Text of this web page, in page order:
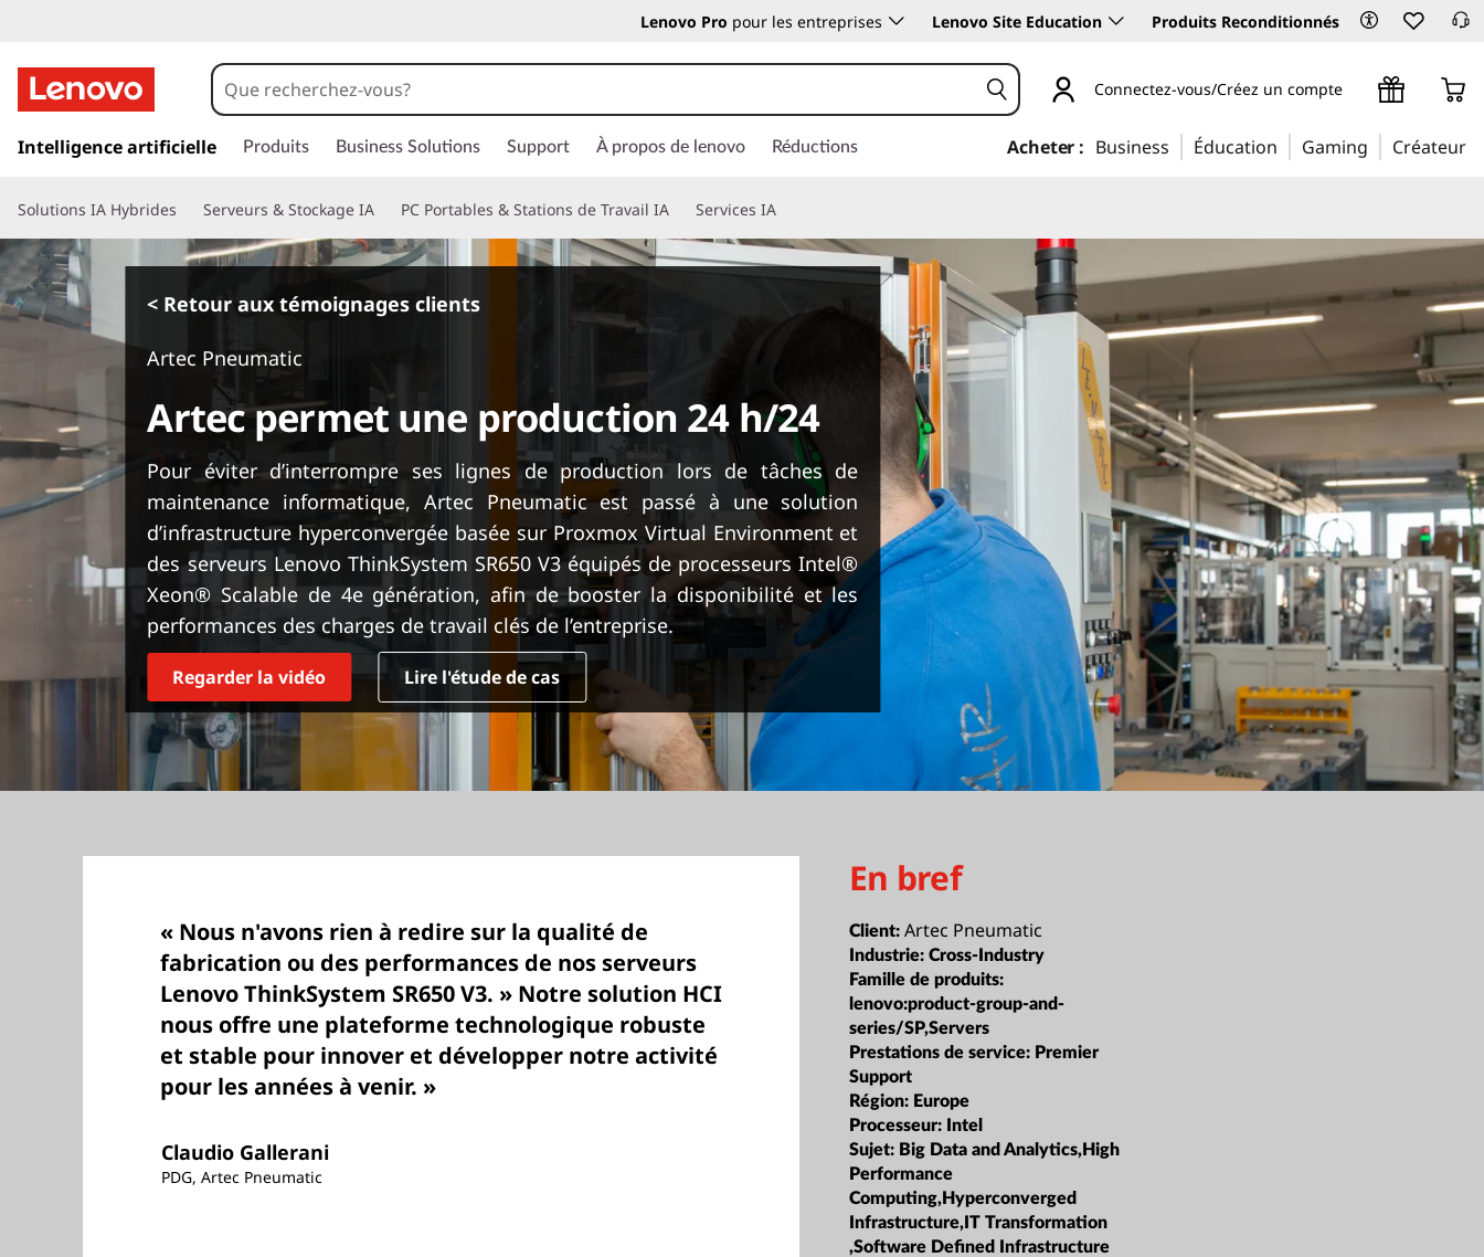
Lenovo Pro pour les entreprises Lenovo Site Education Produits Reconditionnés
a
e
r
a
u
c
e
n
u
r
l
Connectez-vous/Créez un compte
Intelligence artificielle Produits Business Solutions Support À propos de lenovo Réductions Acheter : Business Éducation Gaming Créateur
Solutions IA Hybrides Serveurs & Stockage IA PC Portables & Stations de Travail IA Services IA
< Retour aux témoignages clients
Artec Pneumatic
Artec permet une production 24 h/24
Pour éviter d’interrompre ses lignes de production lors de tâches de
maintenance informatique, Artec Pneumatic est passé à une solution
d’infrastructure hyperconvergée basée sur Proxmox Virtual Environment et
des serveurs Lenovo ThinkSystem SR650 V3 équipés de processeurs Intel®
Xeon® Scalable de 4e génération, afin de booster la disponibilité et les
performances des charges de travail clés de l’entreprise.
Regarder la vidéo Lire l'étude de cas
« Nous n'avons rien à redire sur la qualité de
fabrication ou des performances de nos serveurs
Lenovo ThinkSystem SR650 V3. » Notre solution HCI
nous offre une plateforme technologique robuste
et stable pour innover et développer notre activité
pour les années à venir. »
Claudio Gallerani
PDG, Artec Pneumatic
En bref
Client:Artec Pneumatic
Industrie:Cross-Industry
Famille de produits:
lenovo:product-group-and-
series/SP,Servers
Prestations de service: Premier
Support
Région: Europe
Processeur: Intel
Sujet: Big Data and Analytics,High
Performance
Computing,Hyperconverged
Infrastructure,IT Transformation
,Software Defined Infrastructure